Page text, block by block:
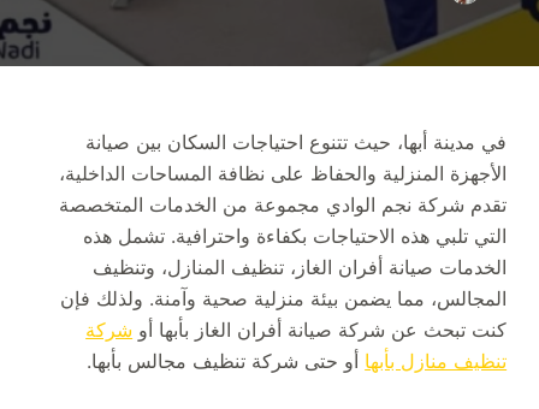
في مدينة أبها، حيث تتنوع احتياجات السكان بين صيانة
الأجهزة المنزلية والحفاظ على نظافة المساحات الداخلية،
تقدم شركة نجم الوادي مجموعة من الخدمات المتخصصة
التي تلبي هذه الاحتياجات بكفاءة واحترافية. تشمل هذه
الخدمات صيانة أفران الغاز، تنظيف المنازل، وتنظيف
المجالس، مما يضمن بيئة منزلية صحية وآمنة. ولذلك فإن
كنت تبحث عن شركة صيانة أفران الغاز بأبها أو شركة
تنظيف منازل بأبها أو حتى شركة تنظيف مجالس بأبها.